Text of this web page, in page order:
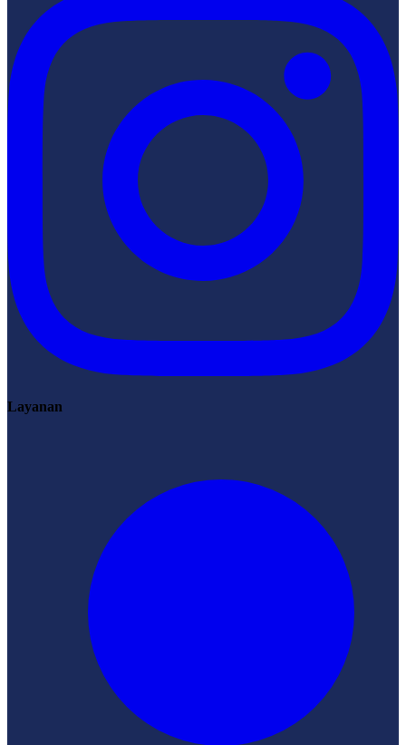
Layanan